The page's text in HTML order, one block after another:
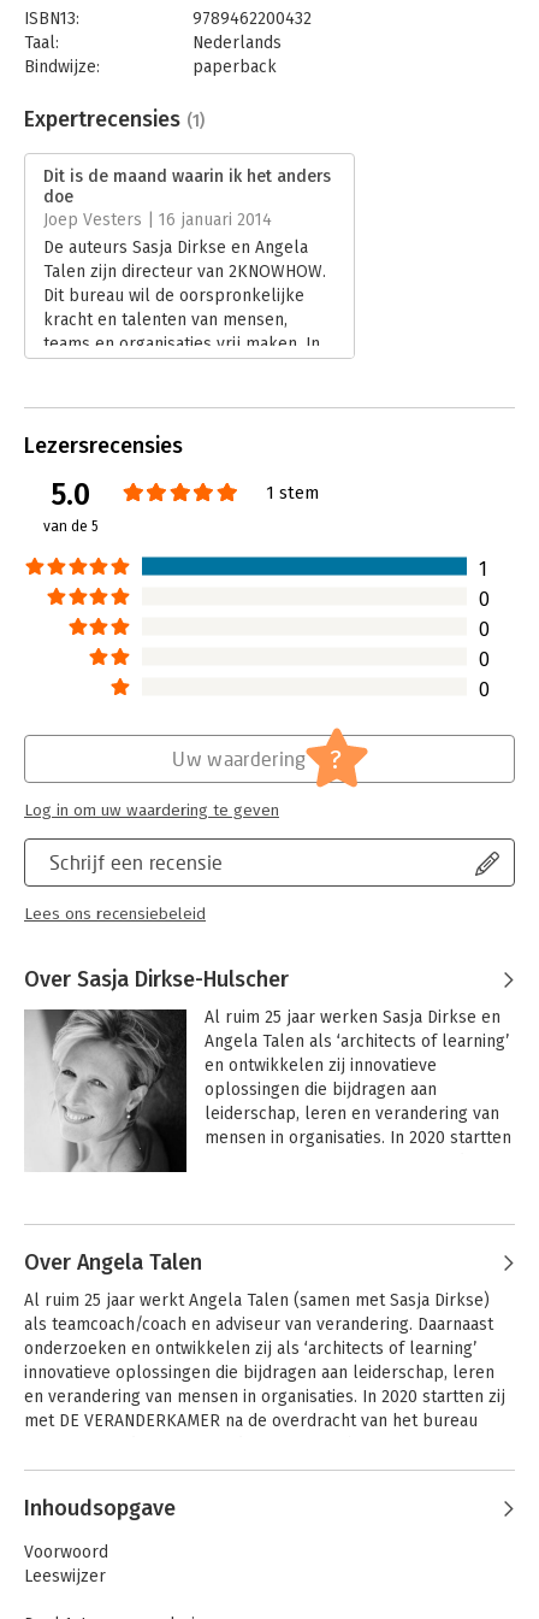
ISBN13:
9789462200432
Taal:
Nederlands
Bindwijze:
paperback
Uitgever:
Boom
Verschijningsdatum:
2-1-2014
Hoofdrubriek: Persoonlijke effectiviteit
Expertrecensies (1)
Dit is de maand waarin ik het anders
doe
Joep Vesters | 16 januari 2014
De auteurs Sasja Dirkse en Angela
Talen zijn directeur van 2KNOWHOW.
Dit bureau wil de oorspronkelijke
kracht en talenten van mensen,
teams en organisaties vrij maken. In
discipline model voor persoonlijk
tests en oefeningen de eerste
30-dagen veranderkalender. Een
DOE-doek. Daarin schuilt zowel de
kracht als de zwakte. Degene die aan
de slag gaat dient vooral op te
passen niet te veel te snel te willen
Lees verder
Lezersrecensies
5.0
van de 5
1 stem
1
0
0
0
0
Schrijf een recensie
Lees ons recensiebeleid
Uw waardering ?
Log in om uw waardering te geven
Over Sasja Dirkse-Hulscher
Al ruim 25 jaar werken Sasja Dirkse en
Angela Talen als ‘architects of learning’
en ontwikkelen zij innovatieve
oplossingen die bijdragen aan
leiderschap, leren en verandering van
mensen in organisaties. In 2020 startten
Virtual Reality. Hun missie? Het
verbeteren van de mentale gezondheid
en kansengelijkheid van jongeren en
anderen die behoefte hebben aan
perspectief.
Het Groot
Werkvormenboek 1
Over Angela Talen
Al ruim 25 jaar werkt Angela Talen (samen met Sasja Dirkse)
als teamcoach/coach en adviseur van verandering. Daarnaast
onderzoeken en ontwikkelen zij als ‘architects of learning’
innovatieve oplossingen die bijdragen aan leiderschap, leren
en verandering van mensen in organisaties. In 2020 startten zij
met DE VERANDERKAMER na de overdracht van het bureau
Toekomstkamer'. Hierin combineren zij de beste
coachmethodieken met Virtual Reality. Hun missie? Het
verbeteren van de mentale gezondheid en kansengelijkheid
van jongeren en anderen die behoefte hebben aan
perspectief. Naar nu blijkt is de methodiek ook geschikt voor
Andere boeken door Angela Talen
Inhoudsopgave
Voorwoord
Leeswijzer